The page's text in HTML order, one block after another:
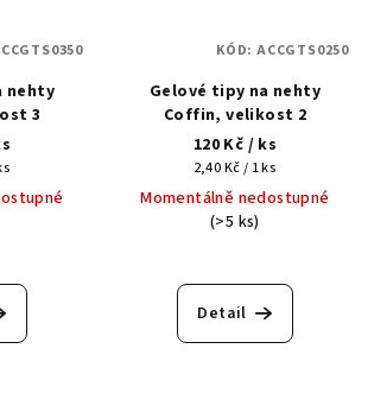
nehty
3
Gelové tipy na nehty
Coffin, velikost 2
120 Kč / ks
Měrná
cena:
2,40 Kč / 1 ks
Momentálně nedostupné
(>5 ks)
Detail
KÓD: ACCGTS0250